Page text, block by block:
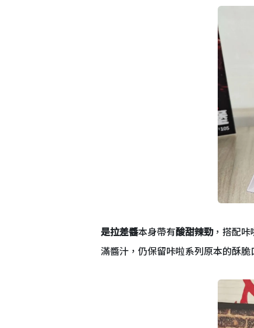
是拉差醬本身帶有酸甜辣勁，搭配咔
滿醬汁，仍保留咔啦系列原本的酥